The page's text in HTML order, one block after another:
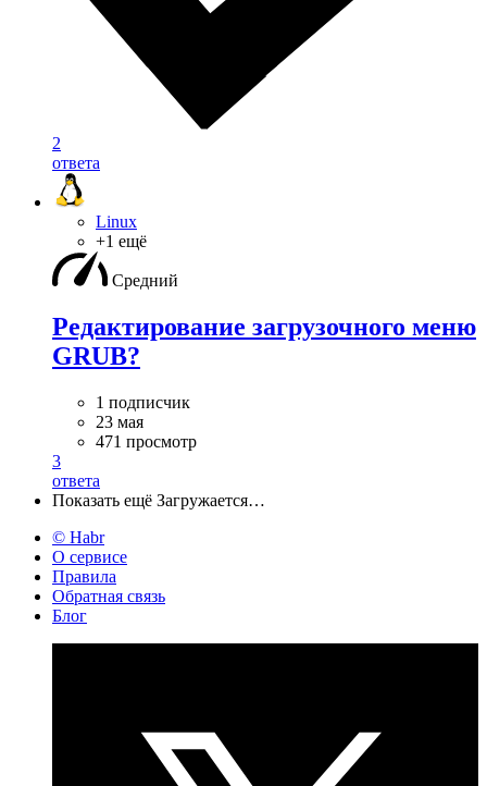
2
ответа
Linux
+1 ещё
Средний
Редактирование загрузочного меню
GRUB?
1 подписчик
23 мая
471 просмотр
3
ответа
Показать ещё Загружается…
© Habr
О сервисе
Правила
Обратная связь
Блог